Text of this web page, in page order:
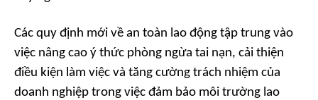
Các quy định mới về an toàn lao động tập trung vào
việc nâng cao ý thức phòng ngừa tai nạn, cải thiện
điều kiện làm việc và tăng cường trách nhiệm của
doanh nghiệp trong việc đảm bảo môi trường lao